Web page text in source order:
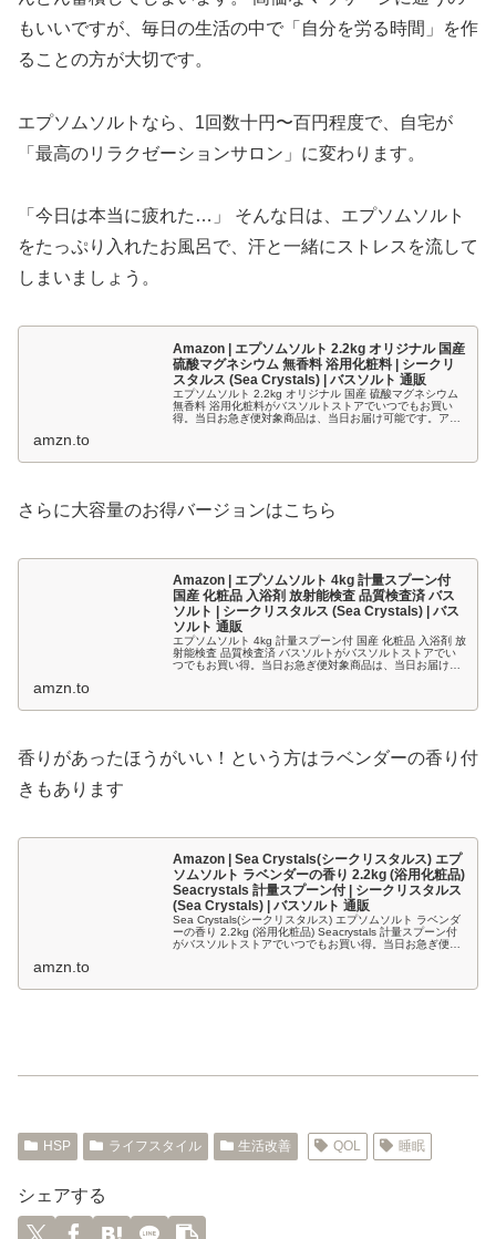
もいいですが、毎日の生活の中で「自分を労る時間」を作
ることの方が大切です。
エプソムソルトなら、1回数十円〜百円程度で、自宅が
「最高のリラクゼーションサロン」に変わります。
「今日は本当に疲れた…」 そんな日は、エプソムソルト
をたっぷり入れたお風呂で、汗と一緒にストレスを流して
しまいましょう。
Amazon | エプソムソルト 2.2kg オリジナル 国産
硫酸マグネシウム 無香料 浴用化粧料 | シークリ
スタルス (Sea Crystals) | バスソルト 通販
エプソムソルト 2.2kg オリジナル 国産 硫酸マグネシウム
無香料 浴用化粧料がバスソルトストアでいつでもお買い
得。当日お急ぎ便対象商品は、当日お届け可能です。アマ
amzn.to
さらに大容量のお得バージョンはこちら
Amazon | エプソムソルト 4kg 計量スプーン付
国産 化粧品 入浴剤 放射能検査 品質検査済 バス
ソルト | シークリスタルス (Sea Crystals) | バス
ソルト 通販
エプソムソルト 4kg 計量スプーン付 国産 化粧品 入浴剤 放
射能検査 品質検査済 バスソルトがバスソルトストアでい
つでもお買い得。当日お急ぎ便対象商品は、当日お届け可
amzn.to
香りがあったほうがいい！という方はラベンダーの香り付
きもあります
Amazon | Sea Crystals(シークリスタルス) エプ
ソムソルト ラベンダーの香り 2.2kg (浴用化粧品)
Seacrystals 計量スプーン付 | シークリスタルス
(Sea Crystals) | バスソルト 通販
Sea Crystals(シークリスタルス) エプソムソルト ラベンダ
ーの香り 2.2kg (浴用化粧品) Seacrystals 計量スプーン付
がバスソルトストアでいつでもお買い得。当日お急ぎ便対
amzn.to
HSP ライフスタイル 生活改善 QOL 睡眠
シェアする